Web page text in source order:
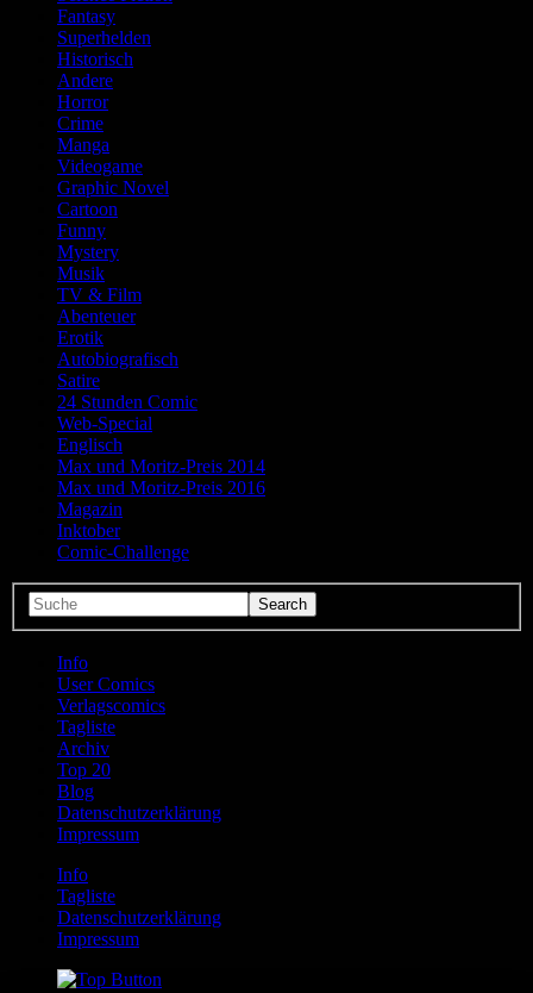
Fantasy
Superhelden
Historisch
Andere
Horror
Crime
Manga
Videogame
Graphic Novel
Cartoon
Funny
Mystery
Musik
TV & Film
Abenteuer
Erotik
Autobiografisch
Satire
24 Stunden Comic
Web-Special
Englisch
Max und Moritz-Preis 2014
Max und Moritz-Preis 2016
Magazin
Inktober
Comic-Challenge
Info
User Comics
Verlagscomics
Tagliste
Archiv
Top 20
Blog
Datenschutzerklärung
Impressum
Info
Tagliste
Datenschutzerklärung
Impressum